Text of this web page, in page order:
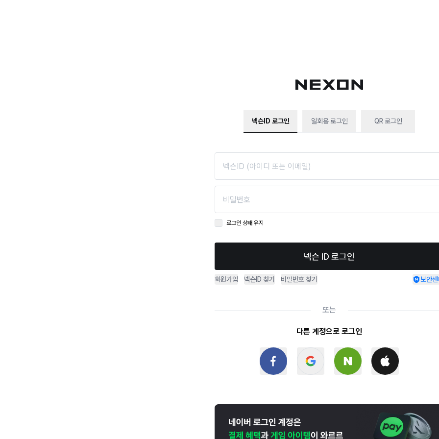
넥슨ID 로그인 일회용 로그인 QR 로그인
로그인 상태 유지
넥슨 ID 로그인
회원가입 넥슨ID 찾기 비밀번호 찾기 보안
또는
다른 계정으로 로그인